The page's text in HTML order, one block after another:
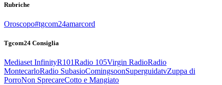
Rubriche
Oroscopo#tgcom24amarcord
Tgcom24 Consiglia
Mediaset InfinityR101Radio 105Virgin RadioRadio
MontecarloRadio SubasioComingsoonSuperguidatvZuppa di
PorroNon SprecareCotto e Mangiato